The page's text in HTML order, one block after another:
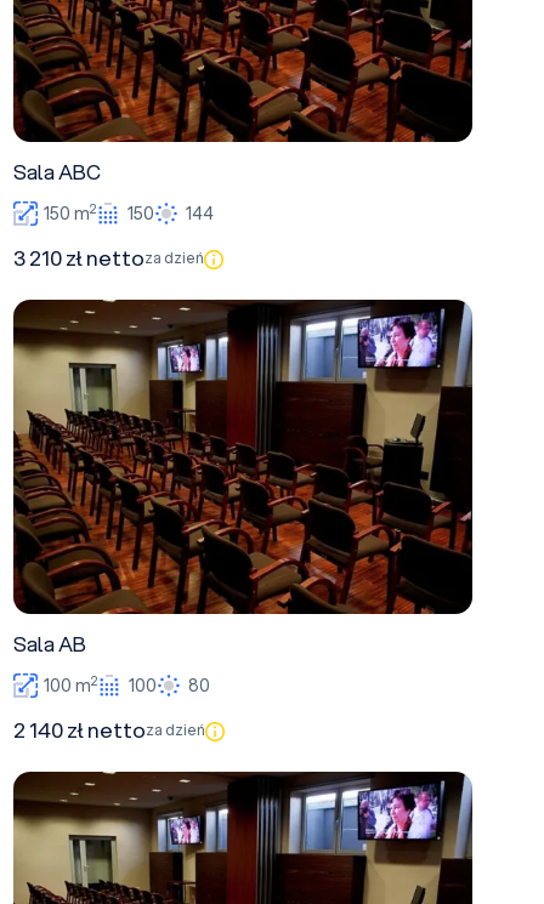
Sala ABC
150 m2 150 144
3 210 zł nettoza dzień
Sala AB
Sala AB
100 m2 100 80
2 140 zł nettoza dzień
Sala BC